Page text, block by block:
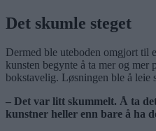
Det skumle steget
Dermed ble uteboden omgjort til
kunsten begynte å ta mer og mer
bokstavelig. Løsningen ble å leie
– Det var litt skummelt. Å ta
kunstner heller enn bare å ha